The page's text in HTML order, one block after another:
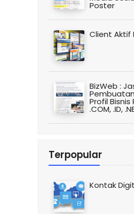
Poster
Client Aktif
BizWeb :
Profil
.COM, .ID,
Terpopular
Kontak